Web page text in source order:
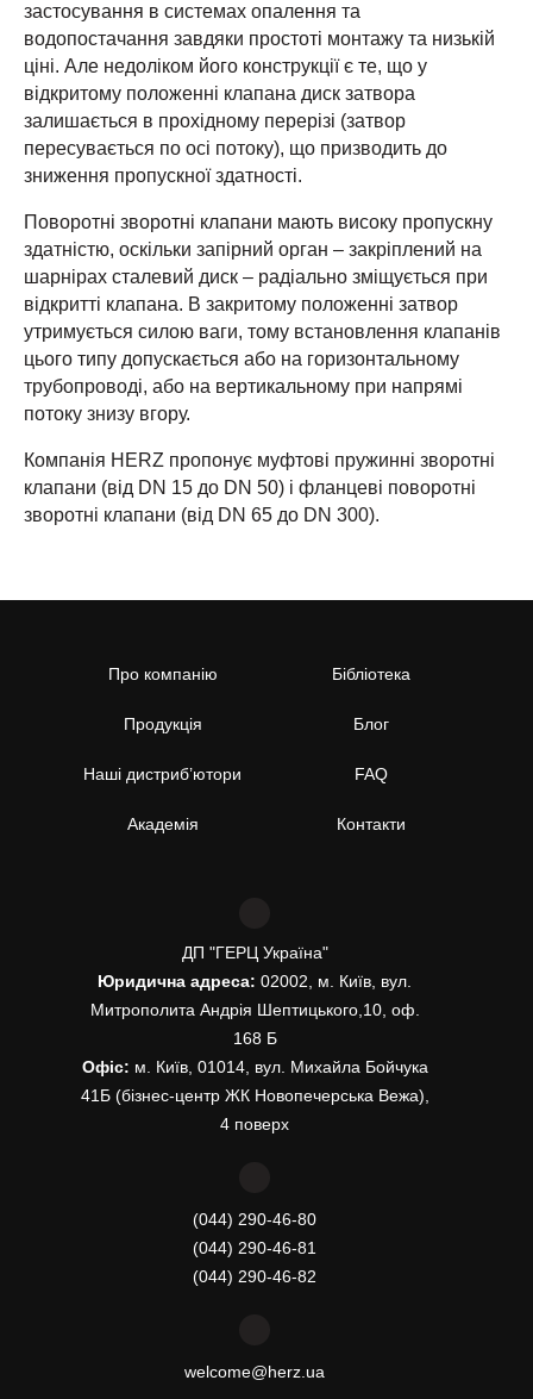
застосування в системах опалення та
водопостачання завдяки простоті монтажу та низькій
ціні. Але недоліком його конструкції є те, що у
відкритому положенні клапана диск затвора
залишається в прохідному перерізі (затвор
пересувається по осі потоку), що призводить до
зниження пропускної здатності.
Поворотні зворотні клапани мають високу пропускну
здатністю, оскільки запірний орган – закріплений на
шарнірах сталевий диск – радіально зміщується при
відкритті клапана. В закритому положенні затвор
утримується силою ваги, тому встановлення клапанів
цього типу допускається або на горизонтальному
трубопроводі, або на вертикальному при напрямі
потоку знизу вгору.
Компанія HERZ пропонує муфтові пружинні зворотні
клапани (від DN 15 до DN 50) і фланцеві поворотні
зворотні клапани (від DN 65 до DN 300).
Про компанію
Продукція
Наші дистриб’ютори
Академія
Бібліотека
Блог
FAQ
Контакти
ДП "ГЕРЦ Україна"
Юридична адреса: 02002, м. Київ, вул.
Митрополита Андрія Шептицького,10, оф.
168 Б
Офіс: м. Київ, 01014, вул. Михайла Бойчука
41Б (бізнес-центр ЖК Новопечерська Вежа),
4 поверх
(044) 290-46-80
(044) 290-46-81
(044) 290-46-82
welcome@herz.ua